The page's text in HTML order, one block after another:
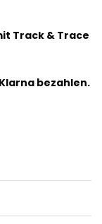
Track & Trace
bezahlen.